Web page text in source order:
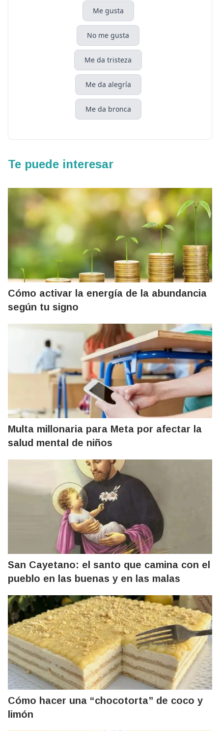
Me gusta
No me gusta
Me da tristeza
Me da alegría
Me da bronca
Te puede interesar
Cómo activar la energía de la abundancia
según tu signo
Multa millonaria para Meta por afectar la
salud mental de niños
San Cayetano: el santo que camina con el
pueblo en las buenas y en las malas
Cómo hacer una “chocotorta” de coco y
limón